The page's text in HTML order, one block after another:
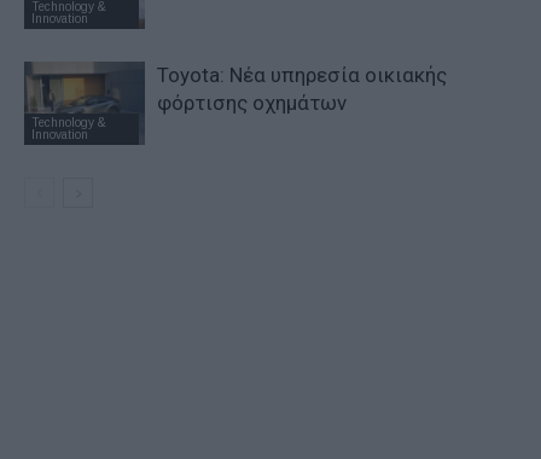
Technology &
Innovation
Technology &
Innovation
Toyota: Νέα υπηρεσία οικιακής
φόρτισης οχημάτων